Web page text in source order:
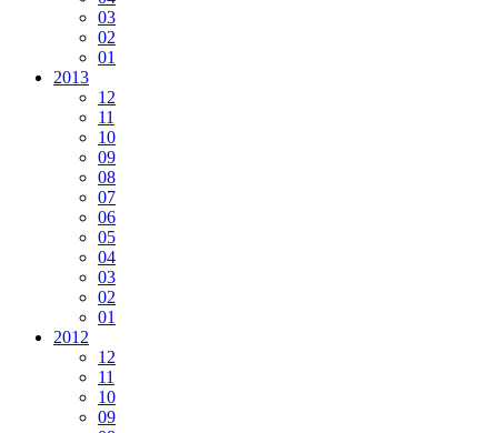
03
02
01
2013
12
11
10
09
08
07
06
05
04
03
02
01
2012
12
11
10
09